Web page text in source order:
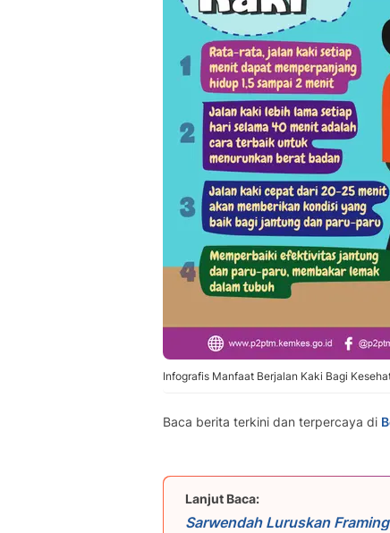
Infografis Manfaat Berjalan Kaki Bagi
Baca berita terkini dan terpercaya di
Lanjut Baca:
Sarwendah Luruskan